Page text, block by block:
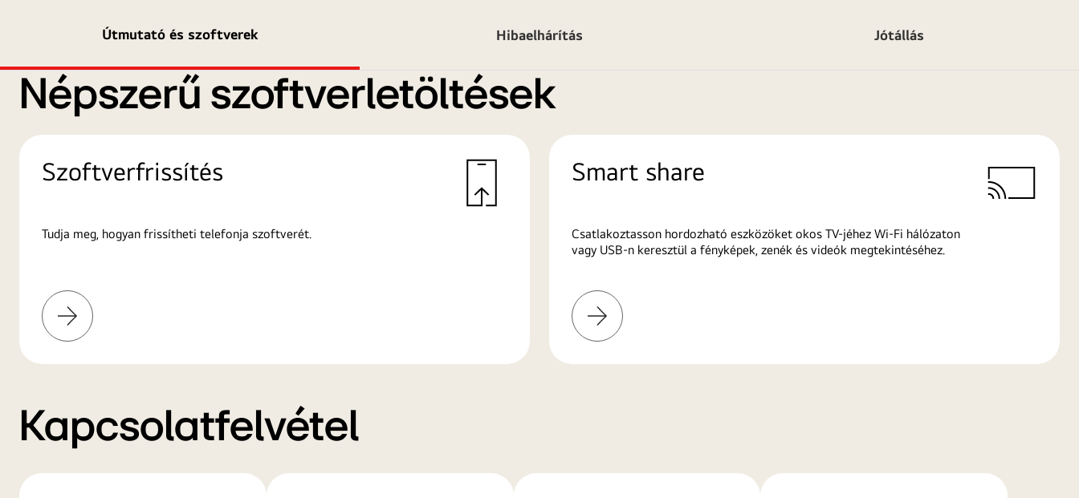
Útmutató és szoftverek Hibaelhárítás Jótállás
Népszerű szoftverletöltések
Szoftverfrissítés
Tudja meg, hogyan frissítheti telefonja szoftverét.
További
információk
Smart share
Csatlakoztasson hordozható eszközöket okos TV-jéhez Wi-Fi hálózaton
vagy USB-n keresztül a fényképek, zenék és videók megtekintéséhez.
További
információk
Kapcsolatfelvétel